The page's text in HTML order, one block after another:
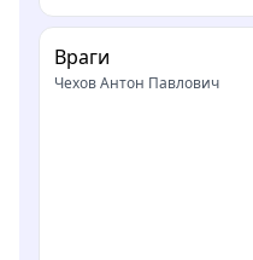
Враги
Чехов Антон Павлович